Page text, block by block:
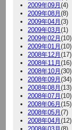
2009年09月(4)
2009年08月(8)
2009年04月(3)
2009年03月(1)
2009年02月(10)
2009年01月(10)
2008年12月(17)
2008年11月(16)
2008年10月(30)
2008年09月(34)
2008年08月(13)
2008年07月(10)
2008年06月(15)
2008年05月(7)
2008年04月(12)